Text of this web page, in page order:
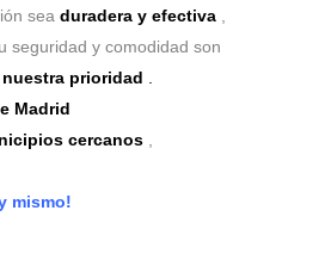
sea duradera y efectiva
seguridad y comodidad son
prioridad
Madrid
cercanos
mismo!